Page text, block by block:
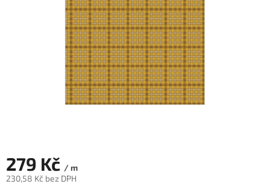
279 Kč / m
230,58 Kč bez DPH